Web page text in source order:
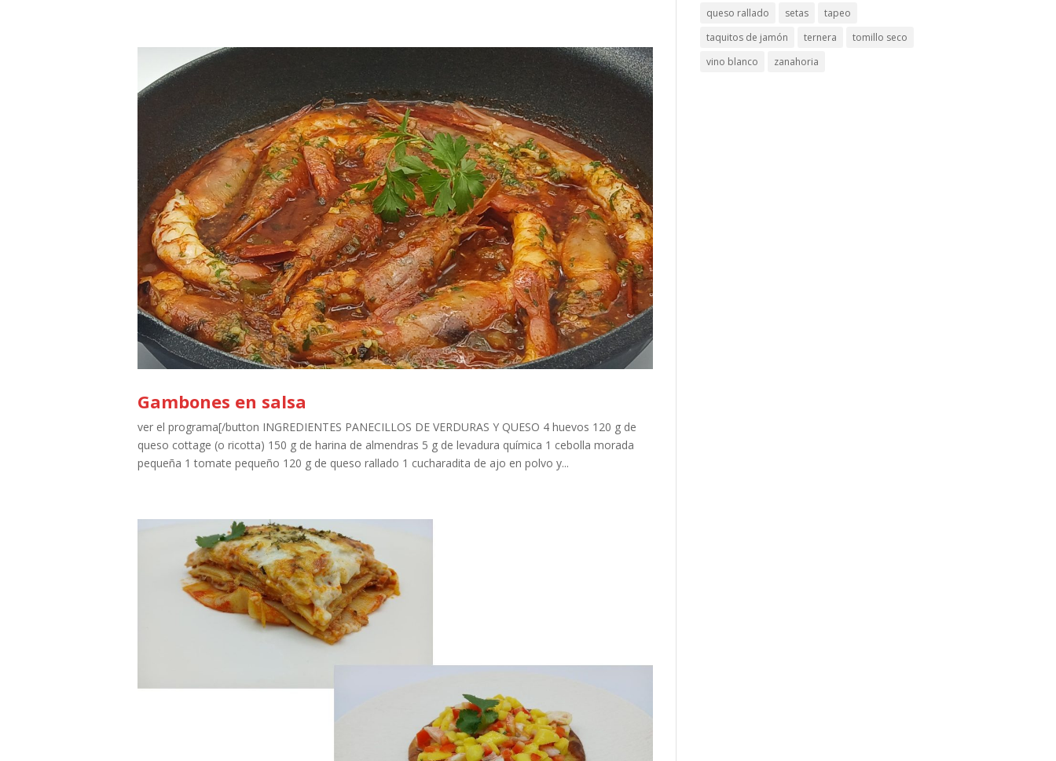
Gambones en salsa
ver el programa[/button INGREDIENTES PANECILLOS DE VERDURAS Y QUESO 4 huevos 120 g de
queso cottage (o ricotta) 150 g de harina de almendras 5 g de levadura química 1 cebolla morada
pequeña 1 tomate pequeño 120 g de queso rallado 1 cucharadita de ajo en polvo y...
queso rallado
setas
tapeo
taquitos de jamón
ternera
tomillo seco
vino blanco
zanahoria